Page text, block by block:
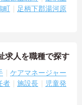
町
足柄下郡湯河原
求人を職種で探す
ケアマネージャー
者 施設長
児童発